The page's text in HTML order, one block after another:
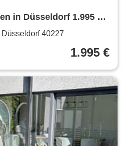
in Düsseldorf 1.995 €
Düsseldorf 40227
1.995 €